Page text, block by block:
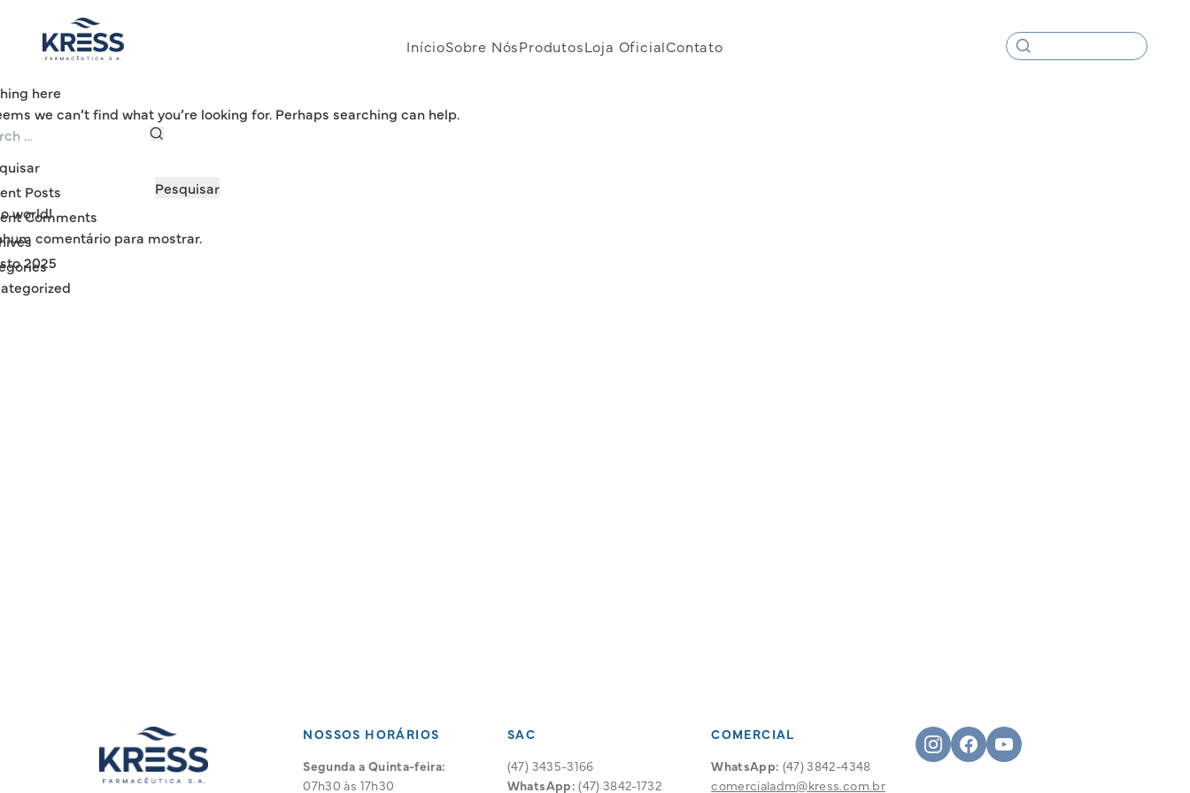
InícioSobre NósProdutosLoja OficialContato
here
we can’t find what you’re looking for. Perhaps searching can help.
Search
Pesquisar
Posts
world!
Comments
comentário para mostrar.
2025
NOSSOS HORÁRIOS
Segunda a Quinta-feira:
07h30 às 17h30
SAC
(47) 3435-3166
WhatsApp: (47) 3842-1732
COMERCIAL
WhatsApp: (47) 3842-4348
comercialadm@kress.com.br